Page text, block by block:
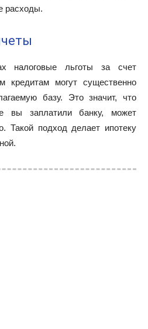
расходы.
налоговые льготы за счет
кредитам могут существенно
базу. Это значит, что
вы заплатили банку, может
Такой подход делает ипотеку